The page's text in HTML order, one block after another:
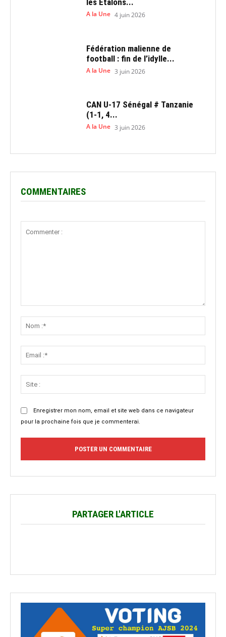
A la Une 4 juin 2026
Fédération malienne de
football : fin de l’idylle...
A la Une 3 juin 2026
CAN U-17 Sénégal # Tanzanie
(1-1, 4...
A la Une 3 juin 2026
COMMENTAIRES
Enregistrer mon nom, email et site web dans ce navigateur
pour la prochaine fois que je commenterai.
PARTAGER L'ARTICLE